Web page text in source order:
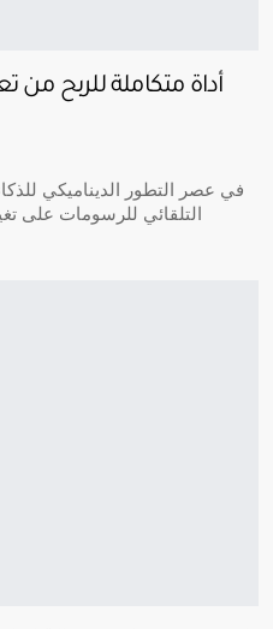
في عصر التطور الديناميكي
التلقائي للرسومات على